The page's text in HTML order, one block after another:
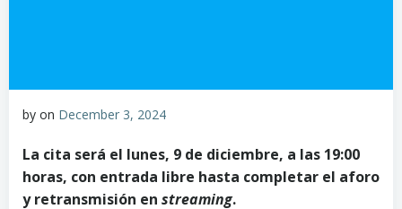
by on December 3, 2024
La cita será el lunes, 9 de diciembre, a las 19:00
horas, con entrada libre hasta completar el aforo
y retransmisión en streaming.